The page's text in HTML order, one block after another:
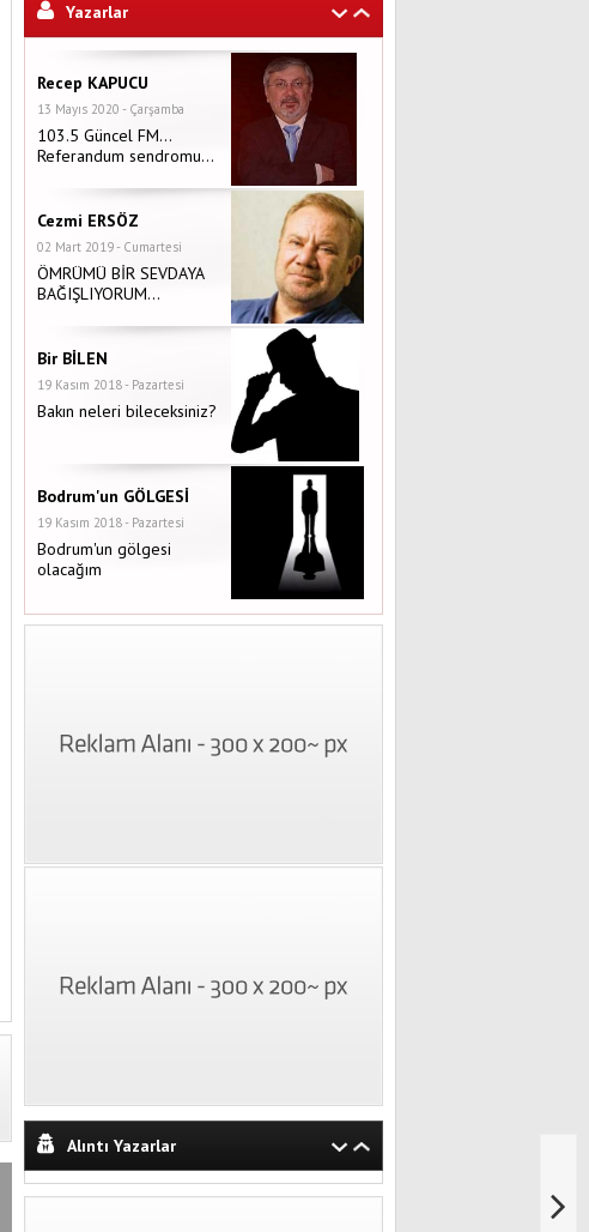
Yazarlar
Recep KAPUCU
13 Mayıs 2020 - Çarşamba
103.5 Güncel FM…
Referandum sendromu…
Cezmi ERSÖZ
02 Mart 2019 - Cumartesi
ÖMRÜMÜ BİR SEVDAYA
BAĞIŞLIYORUM…
Bir BİLEN
19 Kasım 2018 - Pazartesi
Bakın neleri bileceksiniz?
Bodrum'un GÖLGESİ
19 Kasım 2018 - Pazartesi
Bodrum'un gölgesi
olacağım
Alıntı Yazarlar